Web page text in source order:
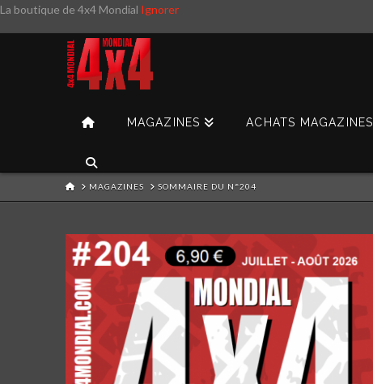
La boutique de 4x4 Mondial Ignorer
MAGAZINES ACHATS MAGAZINES
HOMEMAGAZINES SOMMAIRE DU N°204